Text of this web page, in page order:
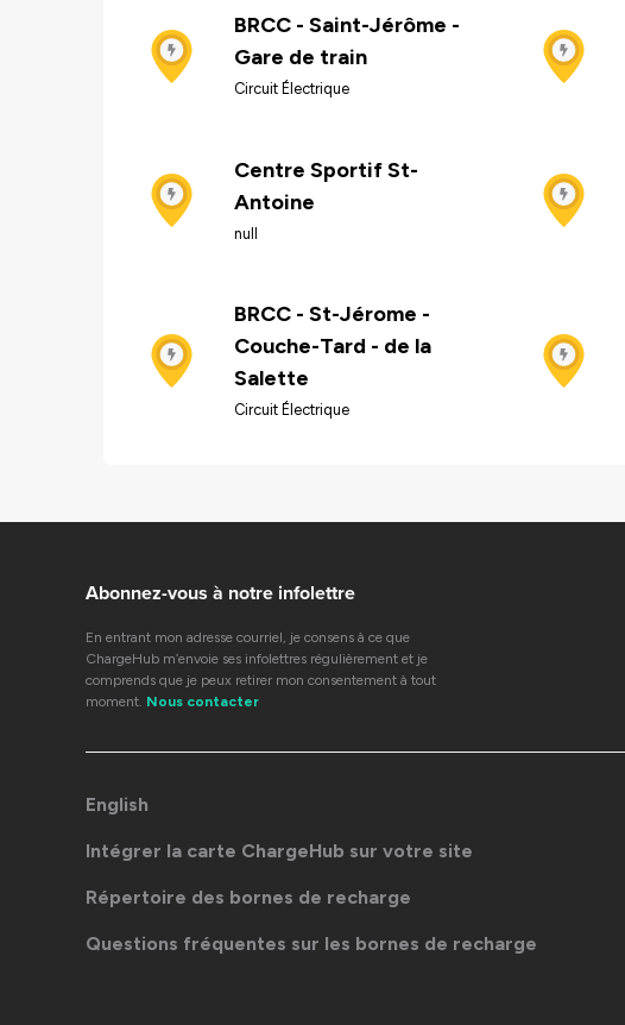
BRCC - Saint-Jérôme -
Gare de train
Circuit Électrique
Centre Sportif St-
Antoine
null
BRCC - St-Jérome -
Couche-Tard - de la
Salette
Circuit Électrique
Abonnez-vous à notre infolettre
En entrant mon adresse courriel, je consens à ce que
ChargeHub m’envoie ses infolettres régulièrement et je
comprends que je peux retirer mon consentement à tout
moment. Nous contacter
English
Intégrer la carte ChargeHub sur votre site
Répertoire des bornes de recharge
Questions fréquentes sur les bornes de recharge